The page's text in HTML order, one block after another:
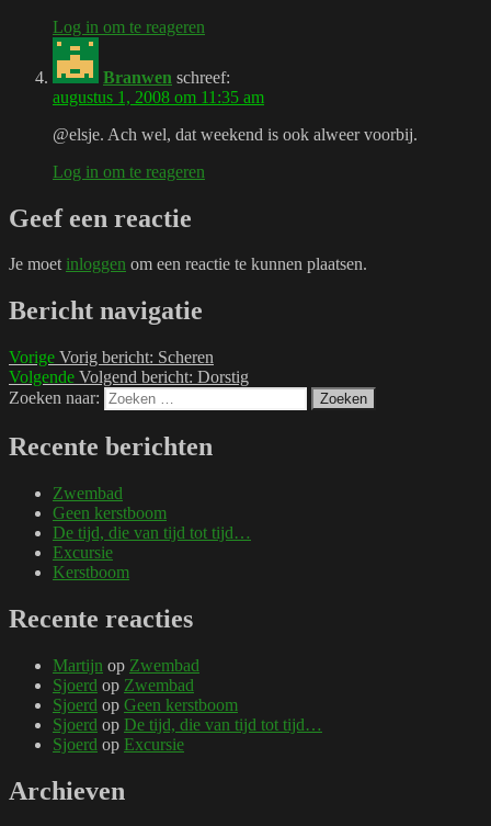
Log in om te reageren
Branwen schreef:
augustus 1, 2008 om 11:35 am
@elsje. Ach wel, dat weekend is ook alweer voorbij.
Log in om te reageren
Geef een reactie
Je moetinloggen om een reactie te kunnen plaatsen.
Bericht navigatie
Vorige Vorig bericht: Scheren
Volgende Volgend bericht: Dorstig
Zoeken naar:
Zoeken
Recente berichten
Zwembad
Geen kerstboom
De tijd, die van tijd tot tijd…
Excursie
Kerstboom
Recente reacties
Martijn op Zwembad
Sjoerd op Zwembad
Sjoerd op Geen kerstboom
Sjoerd op De tijd, die van tijd tot tijd…
Sjoerd op Excursie
Archieven